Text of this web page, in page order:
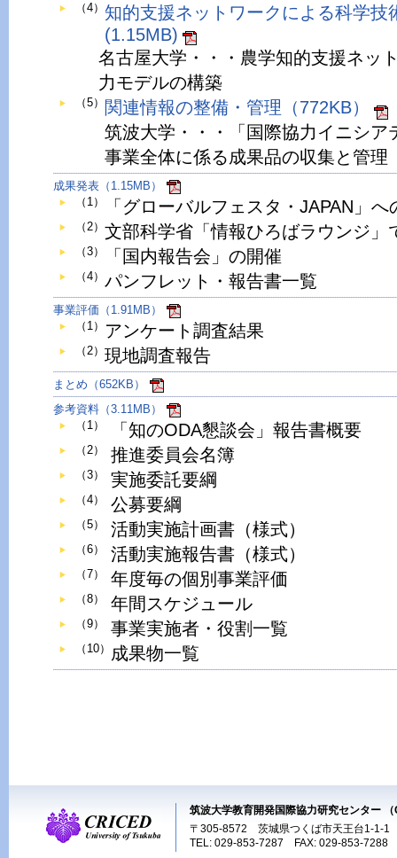
（4） 知的支援ネットワークによる科学技
(1.15MB)
名古屋大学・・・農学知的支援ネッ
力モデルの構築
（5）
関連情報の整備・管理（772KB）
筑波大学・・・「国際協力イニシア
事業全体に係る成果品の収集と管理
成果発表（1.15MB）
（1）
「グローバルフェスタ・JAPAN」へ
（2） 文部科学省「情報ひろばラウンジ」
（3） 「国内報告会」の開催
（4） パンフレット・報告書一覧
事業評価（1.91MB）
（1）
アンケート調査結果
（2） 現地調査報告
まとめ（652KB）
参考資料（3.11MB）
（1）
「知のODA懇談会」報告書概要
（2） 推進委員会名簿
（3） 実施委託要綱
（4） 公募要綱
（5） 活動実施計画書（様式）
（6） 活動実施報告書（様式）
（7） 年度毎の個別事業評価
（8） 年間スケジュール
（9） 事業実施者・役割一覧
（10） 成果物一覧
筑波大学教育開発国際協力研究センター
〒305-8572 茨城県つくば市天王台1-1-1
TEL: 029-853-7287 FAX: 029-853-